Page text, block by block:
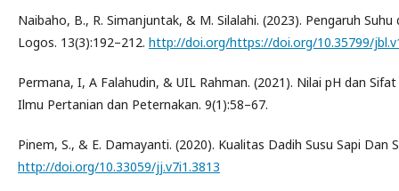
Naibaho, B., R. Simanjuntak, & M. Silalahi. (2023). Pengaruh
Logos. 13(3):192–212. http://doi.org/https://doi.org/10.35799/
Permana, I, A Falahudin, & UIL Rahman. (2021). Nilai pH dan
Ilmu Pertanian dan Peternakan. 9(1):58–67.
Pinem, S., & E. Damayanti. (2020). Kualitas Dadih Susu Sapi
http://doi.org/10.33059/jj.v7i1.3813